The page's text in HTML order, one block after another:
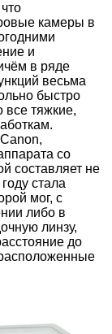
камеры в
и
в ряде
весьма
быстро
все тяжкие,
со
составляет не
стала
мог, с
либо в
линзу,
до